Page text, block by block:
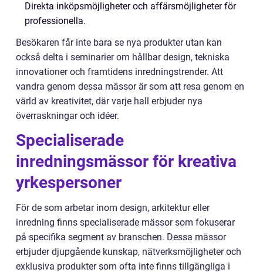
Direkta inköpsmöjligheter och affärsmöjligheter för
professionella.
Besökaren får inte bara se nya produkter utan kan
också delta i seminarier om hållbar design, tekniska
innovationer och framtidens inredningstrender. Att
vandra genom dessa mässor är som att resa genom en
värld av kreativitet, där varje hall erbjuder nya
överraskningar och idéer.
Specialiserade
inredningsmässor för kreativa
yrkespersoner
För de som arbetar inom design, arkitektur eller
inredning finns specialiserade mässor som fokuserar
på specifika segment av branschen. Dessa mässor
erbjuder djupgående kunskap, nätverksmöjligheter och
exklusiva produkter som ofta inte finns tillgängliga i